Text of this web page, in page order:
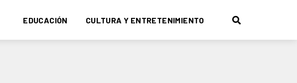
EDUCACIÓN CULTURA Y ENTRETENIMIENTO